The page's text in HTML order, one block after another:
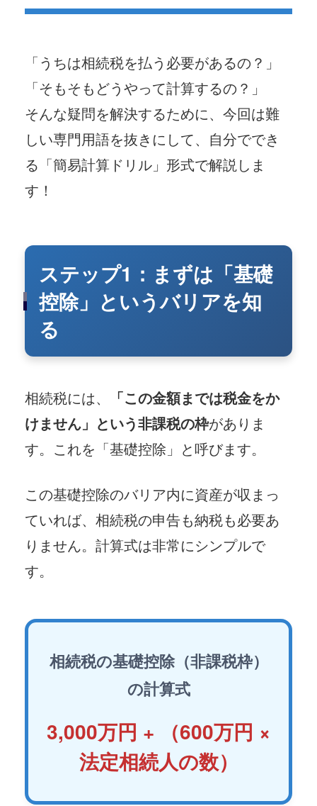
「うちは相続税を払う必要があるの？」
「そもそもどうやって計算するの？」
そんな疑問を解決するために、今回は難
しい専門用語を抜きにして、自分ででき
る「簡易計算ドリル」形式で解説しま
す！
ステップ1：まずは「基礎
控除」というバリアを知
る
相続税には、
「この金額までは税金をか
けません」という非課税の枠がありま
す。これを「基礎控除」と呼びます。
この基礎控除のバリア内に資産が収まっ
ていれば、相続税の申告も納税も必要あ
りません。計算式は非常にシンプルで
す。
相続税の基礎控除（非課税枠）
の計算式
3,000万円 + （600万円 ×
法定相続人の数）